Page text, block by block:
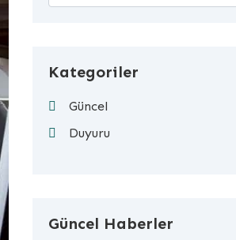
Kategoriler
Güncel
Duyuru
Güncel Haberler